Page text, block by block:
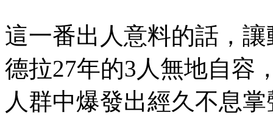
這一番出人意料的話，
德拉27年的3人無地自容
人群中爆發出經久不息掌